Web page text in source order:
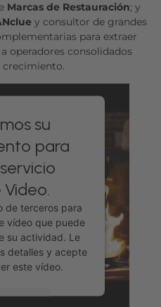
Marcas de Restauración; y
y consultor de grandes
para extraer
operadores consolidados
crecimiento.
su
para
de terceros para
vídeo que puede
su actividad. Le
detalles y acepte
este vídeo.